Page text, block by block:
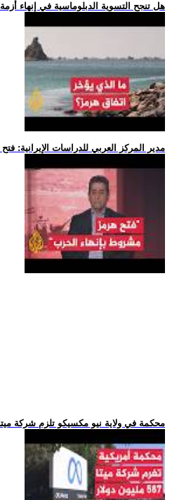
.. هل تنجح التسوية الدبلوماسية في إنهاء
.. مدير المركز العربي للدراسات الإيرانية:
.. محكمة في ولاية نيو مكسيكو تلزم شركة ميتا بدفع 567